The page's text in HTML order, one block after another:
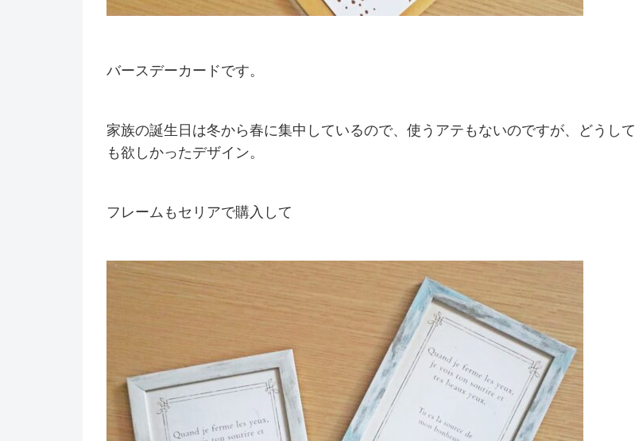
バースデーカードです。
家族の誕生日は冬から春に集中しているので、使うアテもないのですが、どうして
も欲しかったデザイン。
フレームもセリアで購入して